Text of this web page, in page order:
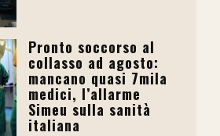
Pronto soccorso al
collasso ad agosto:
mancano quasi 7mila
medici, l’allarme
Simeu sulla sanità
italiana